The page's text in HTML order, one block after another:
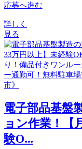
応募へ進む
詳しく
見る
電子部品基盤
ョン作業！【
験O...